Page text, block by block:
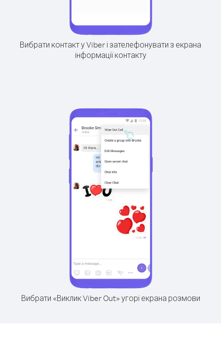
Вибрати контакт у Viber і зателефонувати з екрана
інформації контакту
Вибрати «Виклик Viber Out» угорі екрана розмови